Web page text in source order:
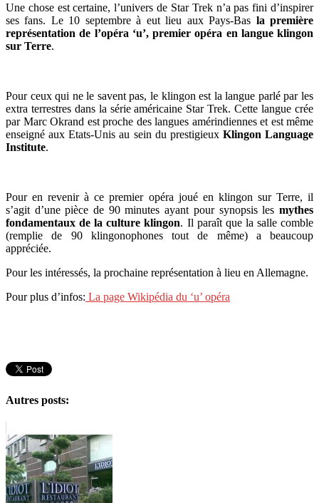
Une chose est certaine, l’univers de Star Trek n’a pas fini d’inspirer
ses fans. Le 10 septembre à eut lieu aux Pays-Bas la première
représentation de l’opéra ‘u’, premier opéra en langue klingon
sur Terre.
Pour ceux qui ne le savent pas, le klingon est la langue parlé par les
extra terrestres dans la série américaine Star Trek. Cette langue crée
par Marc Okrand est proche des langues amérindiennes et est même
enseigné aux Etats-Unis au sein du prestigieuxKlingon Language
Institute.
Pour en revenir à ce premier opéra joué en klingon sur Terre, il
s’agit d’une pièce de 90 minutes ayant pour synopsis les mythes
fondamentaux de la culture klingon. Il paraît que la salle comble
(remplie de 90 klingonophones tout de même) a beaucoup
appréciée.
Pour les intéressés, la prochaine représentation à lieu en Allemagne.
Pour plus d’infos: La page Wikipédia du ‘u’ opéra
Autres posts: